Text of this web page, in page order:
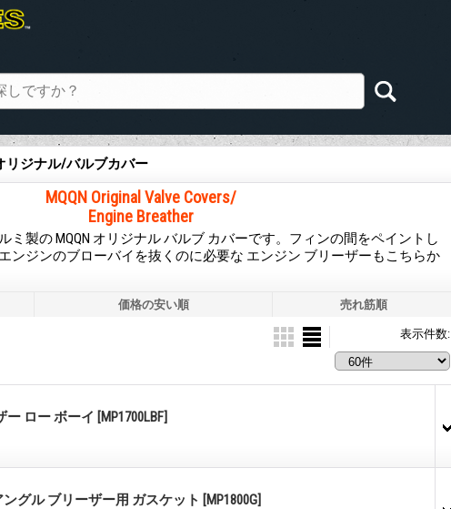
リジナル/バルブカバー
MQQN Original Valve Covers/
Engine Breather
ミ製の MQQN オリジナル バルブ カバーです。フィンの間をペイントし
ンジンのブローバイを抜くのに必要な エンジン ブリーザーもこちらか
価格の安い順 売れ筋順
表示件数:
ー ロー ボーイ [MP1700LBF]
ングル ブリーザー用 ガスケット [MP1800G]